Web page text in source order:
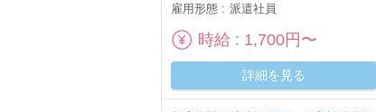
雇用形態
派遣社員
時給 1,700円〜
詳細を見る